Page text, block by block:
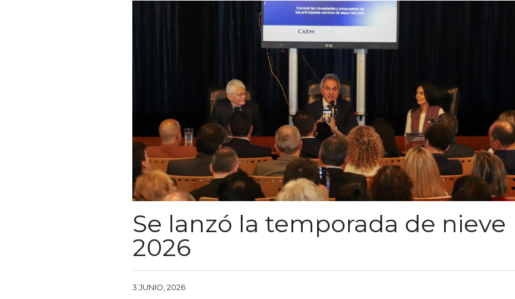
Se lanzó la temporada de nieve
2026
3 JUNIO, 2026